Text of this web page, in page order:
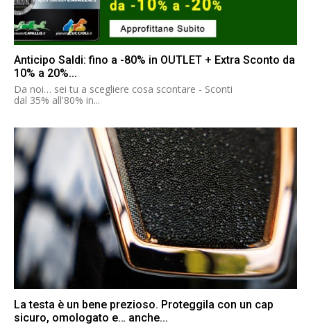
Anticipo Saldi: fino a -80% in OUTLET + Extra Sconto da
10% a 20%...
Da noi… sei tu a scegliere cosa scontare - Sconti
dal 35% all'80% in...
La testa è un bene prezioso. Proteggila con un cap
sicuro, omologato e… anche...